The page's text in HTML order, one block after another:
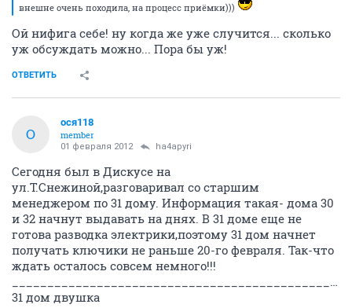
внешне очень походила, на процесс приёмки)))
Ой нифига себе! ну когда же уже случится... сколько
уж обсуждать можно... Пора бы уж!
ОТВЕТИТЬ
О
ося118
member
01 февраля 2012 ha4apyri
Сегодня был в Дискусе на
ул.Т.Снежиной,разговаривал со старшим
менеджером по 31 дому. Информация такая- дома 30
и 32 начнут выдавать на днях. В 31 доме еще не
готова разводка электрики,поэтому 31 дом начнет
получать ключики не раньше 20-го февраля. Так-что
ждать осталось совсем немного!!!
31 дом двушка